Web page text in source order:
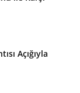
Açığıyla